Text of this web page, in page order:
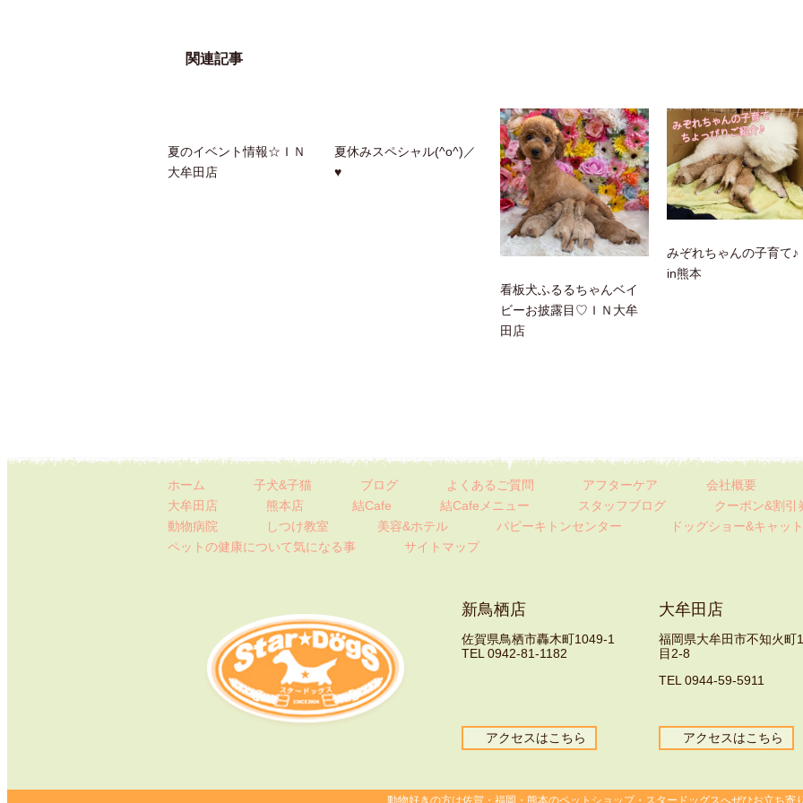
関連記事
夏のイベント情報☆ＩＮ
大牟田店
夏休みスペシャル(^o^)／
♥
看板犬ふるるちゃんベイ
ビーお披露目♡ＩＮ大牟
田店
みぞれちゃんの子育
in熊本
ホーム 子犬&子猫 ブログ よくあるご質問 アフターケア
会社概要
大牟田店
熊本店 結Cafe 結Cafeメニュー スタッフブログ
クーポン&割引
動物病院
しつけ教室 美容&ホテル パピーキトンセンター
ドッグショー&キャット
ペットの健康について気になる事 サイトマップ
新鳥栖店
佐賀県鳥栖市轟木町1049-1
TEL 0942-81-1182
アクセスはこちら
大牟田店
福岡県大牟田市不知火町
目2-8
TEL 0944-59-5911
アクセスはこちら